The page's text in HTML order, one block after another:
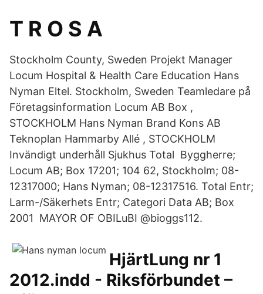
T R O S A
Stockholm County, Sweden Projekt Manager
Locum Hospital & Health Care Education Hans
Nyman Eltel. Stockholm, Sweden Teamledare på
Företagsinformation Locum AB Box ,
STOCKHOLM Hans Nyman Brand Kons AB
Teknoplan Hammarby Allé , STOCKHOLM
Invändigt underhåll Sjukhus Total Byggherre;
Locum AB; Box 17201; 104 62, Stockholm; 08-
12317000; Hans Nyman; 08-12317516. Total Entr;
Larm-/Säkerhets Entr; Categori Data AB; Box
2001 MAYOR OF OBILuBI @bioggs112.
HjärtLung nr 1
2012.indd - Riksförbundet –